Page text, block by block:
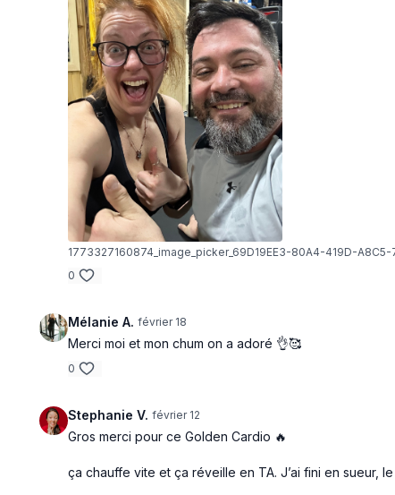
1773327160874_image_picker_69D19EE3-80A4-419D-
0
Mélanie A. février 18
Merci moi et mon chum on a adoré 👌🥰
0
Stephanie V. février 12
Gros merci pour ce Golden Cardio 🔥
ça chauffe vite et ça réveille en TA. J’ai fini en sueur,